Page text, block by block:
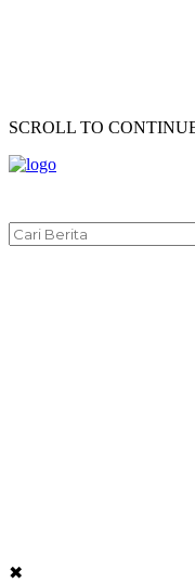
SCROLL TO
✖